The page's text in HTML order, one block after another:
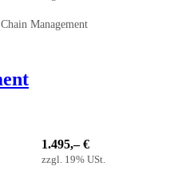
Management
1.495,– €
zzgl. 19% USt.